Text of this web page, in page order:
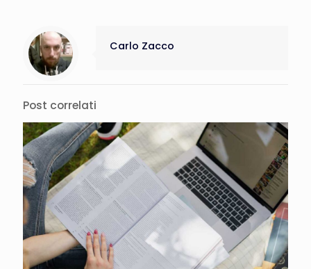
Carlo Zacco
Post correlati